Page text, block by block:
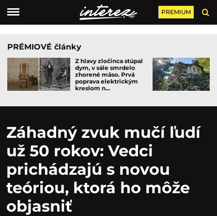
PREMIUM
PRÉMIOVÉ články
Z hlavy zločinca stúpal
dym, v sále smrdelo
zhorené mäso. Prvá
poprava elektrickým
kreslom n...
Záhadný zvuk mučí ľudí
už 50 rokov: Vedci
prichádzajú s novou
teóriou, ktorá ho môže
objasniť